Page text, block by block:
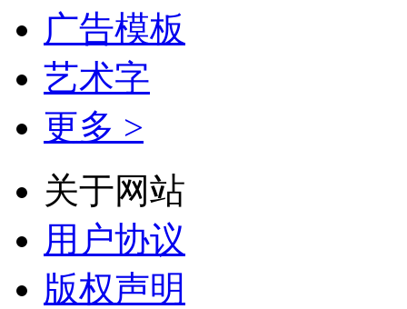
广告模板
艺术字
更多 >
关于网站
用户协议
版权声明